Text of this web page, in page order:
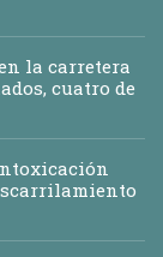
la carretera
cuatro de